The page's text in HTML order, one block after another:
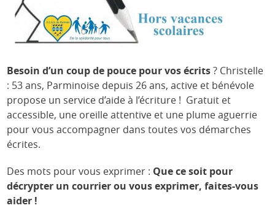
Besoin d’un coup de pouce pour vos écrits? Christelle
: 53 ans, Parminoise depuis 26 ans, active et bénévole
propose un service d’aide à l’écriture ! Gratuit et
accessible, une oreille attentive et une plume aguerrie
pour vous accompagner dans toutes vos démarches
écrites.
Des mots pour vous exprimer : Que ce soit pour
décrypter un courrier ou vous exprimer, faites-vous
aider !